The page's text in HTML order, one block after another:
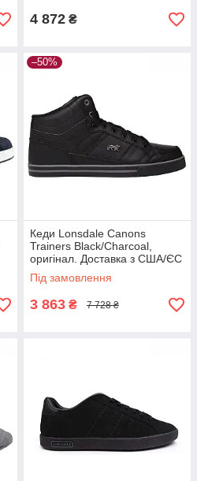
4 872 ₴
–50%
Кеди Lonsdale Canons
Trainers Black/Charcoal,
оригінал. Доставка з США/ЄС
протягом 14 днів
Під замовлення
3 863 ₴ 7 728 ₴